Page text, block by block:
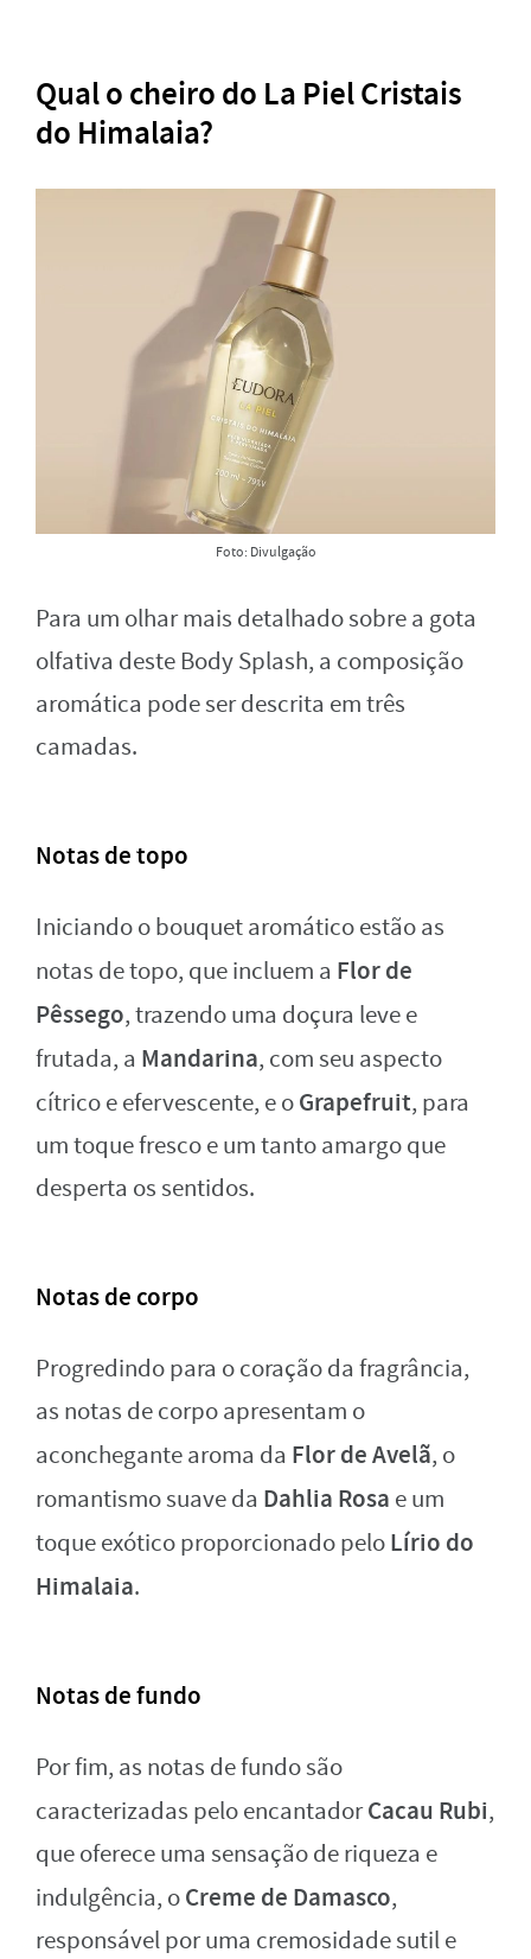
Qual o cheiro do La Piel Cristais
do Himalaia?
Foto: Divulgação
Para um olhar mais detalhado sobre a gota
olfativa deste Body Splash, a composição
aromática pode ser descrita em três
camadas.
Notas de topo
Iniciando o bouquet aromático estão as
notas de topo, que incluem a Flor de
Pêssego, trazendo uma doçura leve e
frutada, a Mandarina, com seu aspecto
cítrico e efervescente, e oGrapefruit, para
um toque fresco e um tanto amargo que
desperta os sentidos.
Notas de corpo
Progredindo para o coração da fragrância,
as notas de corpo apresentam o
aconchegante aroma da Flor de Avelã, o
romantismo suave da Dahlia Rosa e um
toque exótico proporcionado peloLírio do
Himalaia.
Notas de fundo
Por fim, as notas de fundo são
caracterizadas pelo encantadorCacau Rubi,
que oferece uma sensação de riqueza e
indulgência, oCreme de Damasco,
responsável por uma cremosidade sutil e